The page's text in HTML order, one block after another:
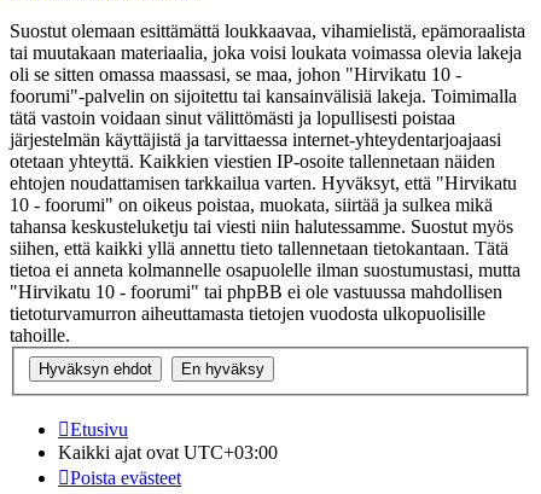
Suostut olemaan esittämättä loukkaavaa, vihamielistä, epämoraalista
tai muutakaan materiaalia, joka voisi loukata voimassa olevia lakeja
oli se sitten omassa maassasi, se maa, johon "Hirvikatu 10 -
foorumi"-palvelin on sijoitettu tai kansainvälisiä lakeja. Toimimalla
tätä vastoin voidaan sinut välittömästi ja lopullisesti poistaa
järjestelmän käyttäjistä ja tarvittaessa internet-yhteydentarjoajaasi
otetaan yhteyttä. Kaikkien viestien IP-osoite tallennetaan näiden
ehtojen noudattamisen tarkkailua varten. Hyväksyt, että "Hirvikatu
10 - foorumi" on oikeus poistaa, muokata, siirtää ja sulkea mikä
tahansa keskusteluketju tai viesti niin halutessamme. Suostut myös
siihen, että kaikki yllä annettu tieto tallennetaan tietokantaan. Tätä
tietoa ei anneta kolmannelle osapuolelle ilman suostumustasi, mutta
"Hirvikatu 10 - foorumi" tai phpBB ei ole vastuussa mahdollisen
tietoturvamurron aiheuttamasta tietojen vuodosta ulkopuolisille
tahoille.
Etusivu
Kaikki ajat ovat UTC+03:00
Poista evästeet